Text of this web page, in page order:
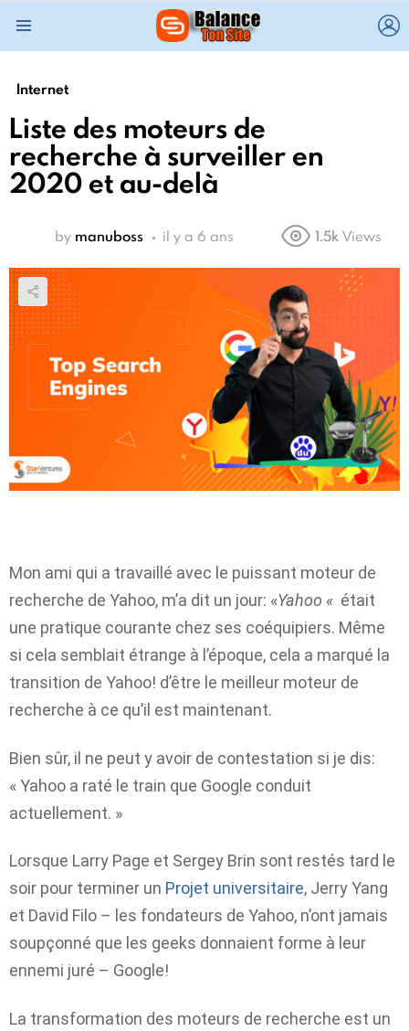
Internet
Liste des moteurs de
recherche à surveiller en
2020 et au-delà
by manuboss il y a 6 ans 1.5k Views
Mon ami qui a travaillé avec le puissant moteur de
recherche de Yahoo, m’a dit un jour: «Yahoo « était
une pratique courante chez ses coéquipiers. Même
si cela semblait étrange à l’époque, cela a marqué la
transition de Yahoo! d’être le meilleur moteur de
recherche à ce qu’il est maintenant.
Bien sûr, il ne peut y avoir de contestation si je dis:
« Yahoo a raté le train que Google conduit
actuellement. »
Lorsque Larry Page et Sergey Brin sont restés tard le
soir pour terminer un Projet universitaire, Jerry Yang
et David Filo – les fondateurs de Yahoo, n’ont jamais
soupçonné que les geeks donnaient forme à leur
ennemi juré – Google!
La transformation des moteurs de recherche est un